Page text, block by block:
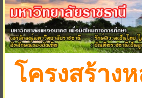
โครงสร้าง